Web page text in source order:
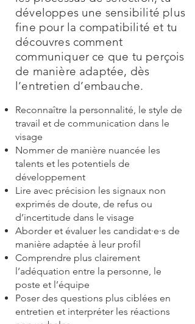
développes une sensibilité plus
fine pour la compatibilité et tu
découvres comment
communiquer ce que tu perçois
de manière adaptée, dès
l’entretien d’embauche.
Reconnaître la personnalité, le style de
travail et de communication dans le
visage
Nommer de manière nuancée les
talents et les potentiels de
développement
Lire avec précision les signaux non
exprimés de doute, de refus ou
d’incertitude dans le visage
Aborder et évaluer les candidat·e·s de
manière adaptée à leur profil
Comprendre plus clairement
l’adéquation entre la personne, le
poste et l’équipe
Poser des questions plus ciblées en
entretien et interpréter les réactions